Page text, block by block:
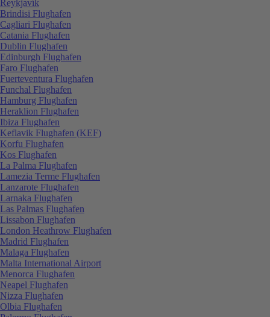
Reykjavík
Brindisi Flughafen
Cagliari Flughafen
Catania Flughafen
Dublin Flughafen
Edinburgh Flughafen
Faro Flughafen
Fuerteventura Flughafen
Funchal Flughafen
Hamburg Flughafen
Heraklion Flughafen
Ibiza Flughafen
Keflavik Flughafen (KEF)
Korfu Flughafen
Kos Flughafen
La Palma Flughafen
Lamezia Terme Flughafen
Lanzarote Flughafen
Larnaka Flughafen
Las Palmas Flughafen
Lissabon Flughafen
London Heathrow Flughafen
Madrid Flughafen
Malaga Flughafen
Malta International Airport
Menorca Flughafen
Neapel Flughafen
Nizza Flughafen
Olbia Flughafen